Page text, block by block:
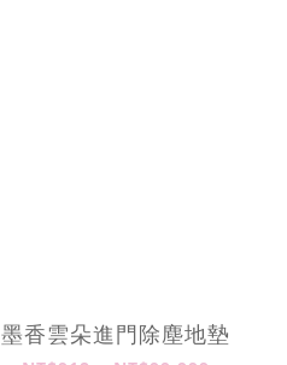
墨香雲朵進門除塵地墊